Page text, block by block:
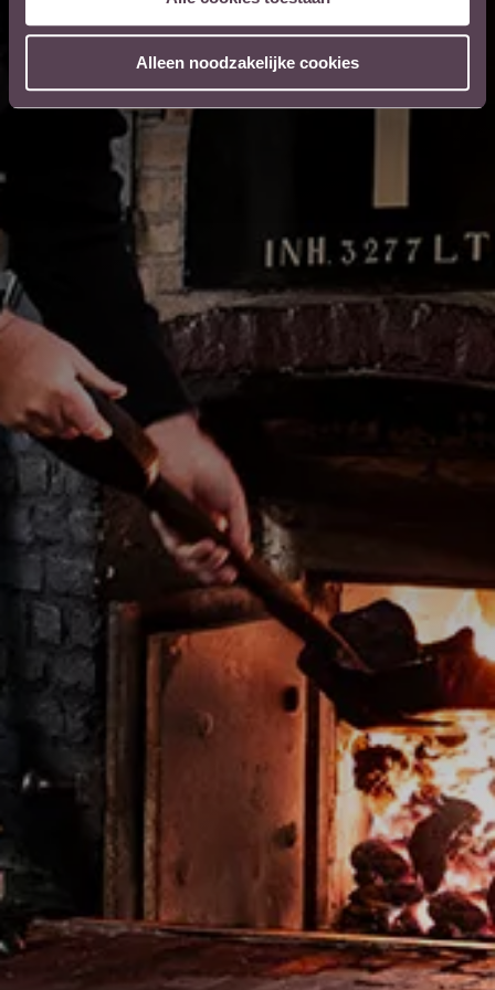
Alleen noodzakelijke cookies
Volg ons
KETEL 1 zit vol verhalen. Je leest, hoort en ontdekt
er alles over als je ons volgt. Dan ben je ook altijd als
eerste op de hoogte van nieuwe acties en exclusieve
Volg ons op Facebook
Volg ons op Instagram
Het bedrijf
Ons verhaal
Maakproces
KETEL 1 Tour
Producten
KETEL 1 Original
KETEL 1 Signature Blend
KETEL 1 Hard Lemonade
Waarden van KETEL 1
Bedrijfsinformatie
FAQ
Gebruiksvoorwaarden
Privacy- en cookies